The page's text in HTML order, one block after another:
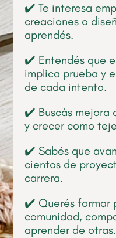
✔️ Te interesa
creaciones o
aprendés.
✔️ Entendés que
implica prueba y
de cada intento.
✔️ Buscás mejora
y crecer como
✔️ Sabés que
cientos de
carrera.
✔️ Querés formar
comunidad,
aprender de otras.